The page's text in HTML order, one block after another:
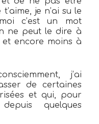
je n’ai su le
c’est un mot
ne peut le dire à
et encore moins à
j’ai
de certaines
et qui, pour
quelques